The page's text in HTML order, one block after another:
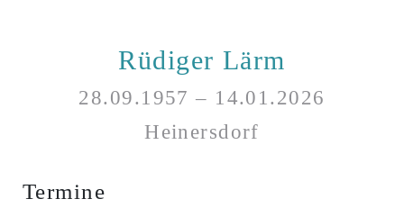
Rüdiger Lärm
28.09.1957 – 14.01.2026
Heinersdorf
Termine